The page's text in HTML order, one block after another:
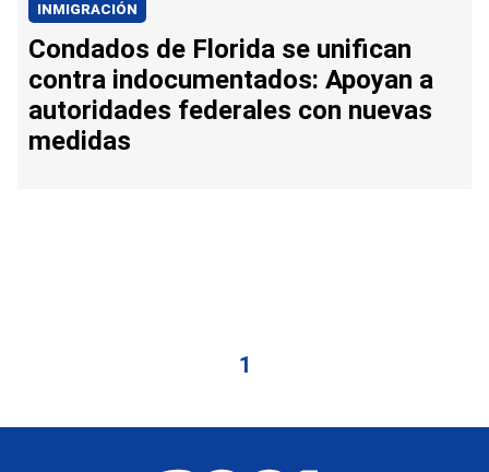
INMIGRACIÓN
Condados de Florida se unifican
contra indocumentados: Apoyan a
autoridades federales con nuevas
medidas
1